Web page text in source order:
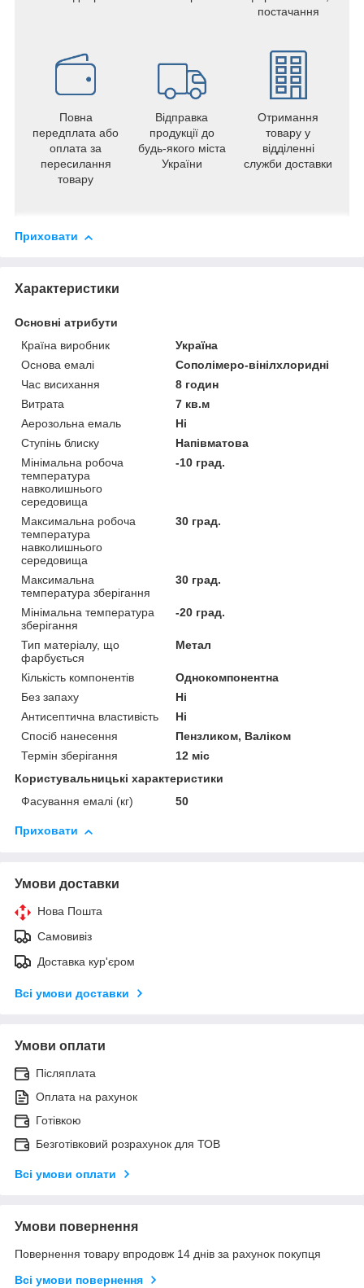
постачання
Повна
передплата або
оплата за
пересилання
товару
Відправка
продукції до
будь-якого міста
України
Отримання
товару у
відділенні
служби доставки
Приховати
Характеристики
Основні атрибути
Країна виробник
Україна
Основа емалі
Сополімеро-вінілхлоридні
Час висихання
8 годин
Витрата
7 кв.м
Аерозольна емаль
Ні
Ступінь блиску
Напівматова
Мінімальна робоча
температура
навколишнього
середовища
-10 град.
Максимальна робоча
температура
навколишнього
середовища
30 град.
Максимальна
температура зберігання
30 град.
Мінімальна температура
зберігання
-20 град.
Тип матеріалу, що
фарбується
Метал
Кількість компонентів
Однокомпонентна
Без запаху
Ні
Антисептична властивість
Ні
Спосіб нанесення
Пензликом, Валіком
Термін зберігання
12 міс
Користувальницькі характеристики
Фасування емалі (кг)
50
Приховати
Умови доставки
Нова Пошта
Самовивіз
Доставка кур'єром
Всі умови доставки
Умови оплати
Післяплата
Оплата на рахунок
Готівкою
Безготівковий розрахунок для ТОВ
Всі умови оплати
Умови повернення
Повернення товару впродовж 14 днів за рахунок покупця
Всі умови повернення